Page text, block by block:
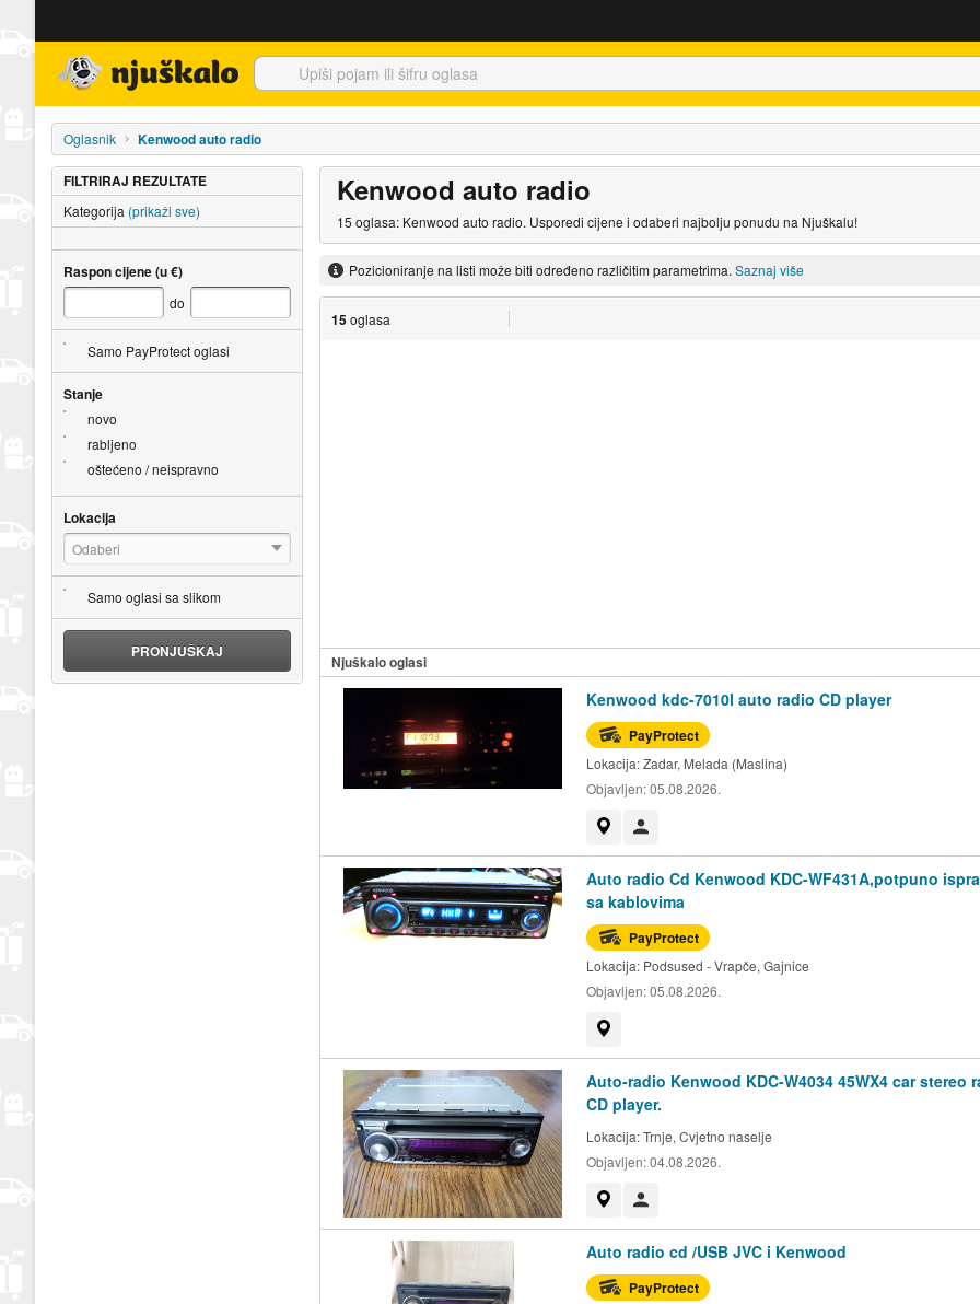
Oglasnik Kenwood auto radio
Kenwood auto radio
15 oglasa: Kenwood auto radio. Usporedi cijene i odaberi najbolju ponudu na Njuškalu!
Pozicioniranje na listi može biti određeno različitim parametrima. Saznaj više
15oglasa
Njuškalo oglasi
Kenwood kdc-7010l auto radio CD player
PayProtect
Lokacija:Zadar, Melada (Maslina)
Objavljen:05.08.2026.
Auto radio Cd Kenwood KDC-WF431A,potpuno
sa kablovima
PayProtect
Lokacija: Podsused - Vrapče, Gajnice
Objavljen:05.08.2026.
Auto-radio Kenwood KDC-W4034 45WX4 car stereo
CD player.
Lokacija:Trnje, Cvjetno naselje
Objavljen:04.08.2026.
Auto radio cd /USB JVC i Kenwood
PayProtect
FILTRIRAJ REZULTATE
Kategorija (prikaži sve)
Raspon cijene (u €)
do
Samo PayProtect oglasi
Stanje
novo
rabljeno
oštećeno / neispravno
Lokacija
Odaberi
Samo oglasi sa slikom
PRONJUŠKAJ